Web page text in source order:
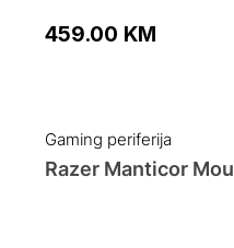
459.00 KM
Gaming periferija
Razer Manticor